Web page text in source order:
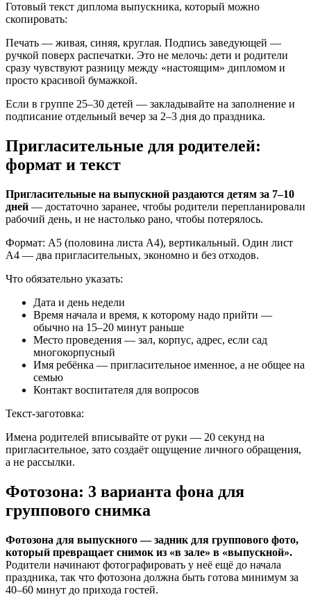
Готовый текст диплома выпускника, который можно
скопировать:
Печать — живая, синяя, круглая. Подпись заведующей —
ручкой поверх распечатки. Это не мелочь: дети и родители
сразу чувствуют разницу между «настоящим» дипломом и
просто красивой бумажкой.
Если в группе 25–30 детей — закладывайте на заполнение и
подписание отдельный вечер за 2–3 дня до праздника.
Пригласительные для родителей:
формат и текст
Пригласительные на выпускной раздаются детям за 7–10
дней — достаточно заранее, чтобы родители перепланировали
рабочий день, и не настолько рано, чтобы потерялось.
Формат: А5 (половина листа А4), вертикальный. Один лист
А4 — два пригласительных, экономно и без отходов.
Что обязательно указать:
Дата и день недели
Время начала и время, к которому надо прийти —
обычно на 15–20 минут раньше
Место проведения — зал, корпус, адрес, если сад
многокорпусный
Имя ребёнка — пригласительное именное, а не общее на
семью
Контакт воспитателя для вопросов
Текст-заготовка:
Имена родителей вписывайте от руки — 20 секунд на
пригласительное, зато создаёт ощущение личного обращения,
а не рассылки.
Фотозона: 3 варианта фона для
группового снимка
Фотозона для выпускного — задник для группового фото,
который превращает снимок из «в зале» в «выпускной».
Родители начинают фотографировать у неё ещё до начала
праздника, так что фотозона должна быть готова минимум за
40–60 минут до прихода гостей.